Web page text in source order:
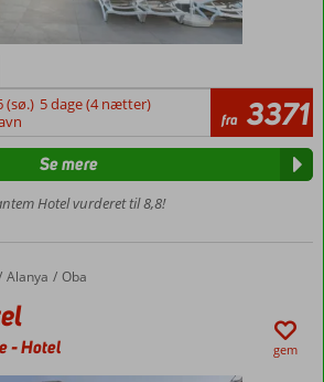
(sø.) 5 dage (4 nætter)
fra 3371
Hotel vurderet til 8,8!
Se mere
Alanya Oba
-Hotel gem